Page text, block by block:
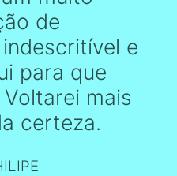
de
e
para que
mais
certeza.